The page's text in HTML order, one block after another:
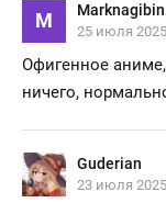
M Marknagibin
25 июля
Офигенное
ничего,
Guderian
23 июля